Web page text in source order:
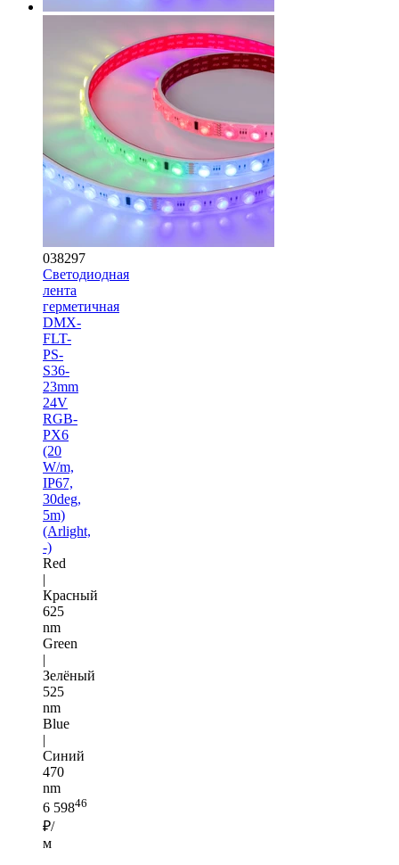
038297
Светодиодная
лента
герметичная
DMX-
FLT-
PS-
S36-
23mm
24V
RGB-
PX6
(20
W/m,
IP67,
30deg,
5m)
(Arlight,
-)
Red
|
Красный
625
nm
Green
|
Зелёный
525
nm
Blue
|
Синий
470
nm
6 59846
₽/
м